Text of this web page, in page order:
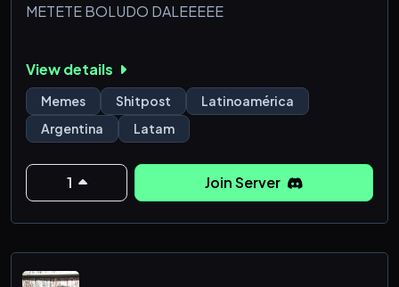
METETE BOLUDO DALEEEEE
View details
Memes Shitpost
Latinoamérica
Argentina
Latam
1 Join Server